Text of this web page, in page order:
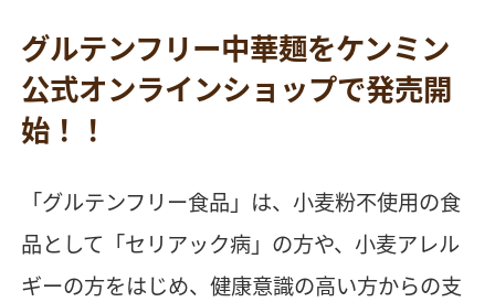
グルテンフリー中華麺をケンミン
公式オンラインショップで発売開
始！！
「グルテンフリー食品」は、小麦粉不使用の食
品として「セリアック病」の方や、小麦アレル
ギーの方をはじめ、健康意識の高い方からの支